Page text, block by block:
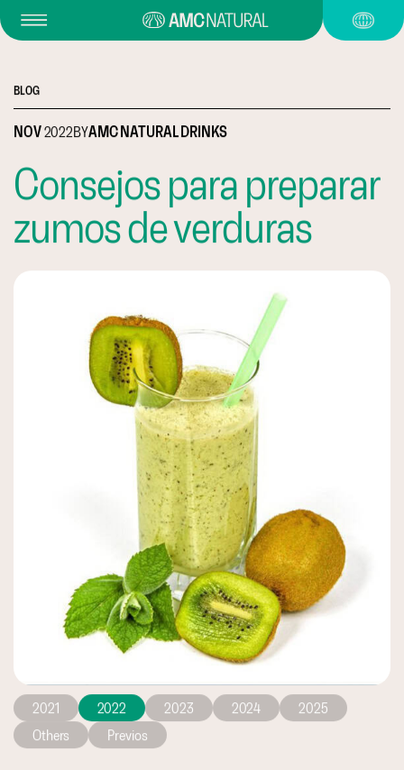
BLOG
NOV2022BYAMC NATURAL DRINKS
Consejos para preparar
zumos de verduras
2021 2022 2023 2024
2025
Others
Previos